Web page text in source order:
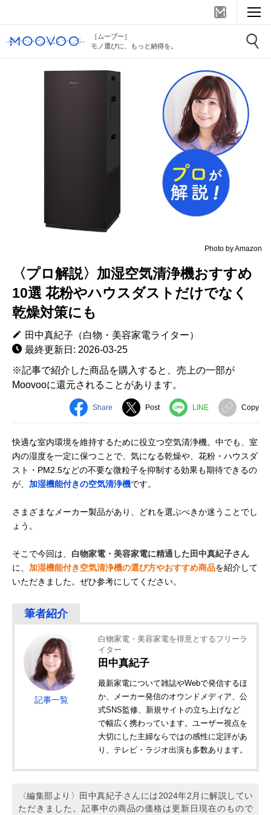
［ムーブー］
モノ選びに、もっと納得を。
Photo by Amazon
〈プロ解説〉加湿空気清浄機おすすめ
10選 花粉やハウスダストだけでなく
乾燥対策にも
田中真紀子（白物・美容家電ライター）
最終更新日: 2026-03-25
※記事で紹介した商品を購入すると、売上の一部が
Moovooに還元されることがあります。
Share Post LINE Copy
快適な室内環境を維持するために役立つ空気清浄機。中でも、室
内の湿度を一定に保つことで、気になる乾燥や、花粉・ハウスダ
スト・PM2.5などの不要な微粒子を抑制する効果も期待できるの
が、 加湿機能付きの空気清浄機です。
さまざまなメーカー製品があり、どれを選ぶべきか迷うことでし
ょう。
そこで今回は、 白物家電・美容家電に精通した田中真紀子さん
に、 加湿機能付き空気清浄機の選び方やおすすめ商品を紹介して
いただきました。ぜひ参考にしてください。
記事一覧
白物家電・美容家電を得意とするフリーラ
イター
田中真紀子
最新家電について雑誌やWebで発信するほ
か、メーカー発信のオウンドメディア、公
式SNS監修、新規サイトの立ち上げなど
で幅広く携わっています。ユーザー視点を
大切にした主婦ならではの感性に定評があ
り、テレビ・ラジオ出演も多数あります。
〈編集部より〉田中真紀子さんには2024年2月に解説してい
ただきました。記事中の商品の価格は更新日現在のもので